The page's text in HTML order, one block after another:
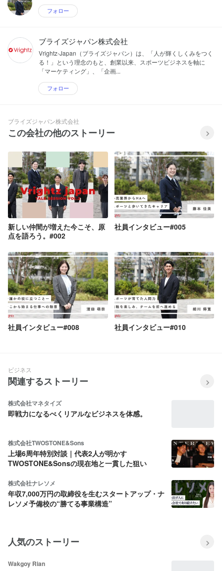
フォロー
ブライズジャパン株式会社
Vrightz-Japan（ブライズジャパン）は、「人が輝くしくみをつく
る！」という理念のもと、創業以来、スポーツビジネスを軸に
「マーケティング」、「企画...
フォロー
ブライズジャパン株式会社
この会社の他のストーリー
新しい仲間が増えた今こそ、原
点を語ろう。#002
社員インタビュー#005
社員インタビュー#008 社員インタビュー#010
ビジネス
関連するストーリー
株式会社マネタイズ
即戦力になるべくリアルなビジネスを体感。
株式会社TWOSTONE&Sons
上場6周年特別対談｜代表2人が明かす
TWOSTONE&Sonsの現在地と一貫した狙い
株式会社ナレソメ
年収7,000万円の取締役を生むスタートアップ・ナ
レソメ予備校の“勝てる事業構造”
人気のストーリー
Wakgoy Rian